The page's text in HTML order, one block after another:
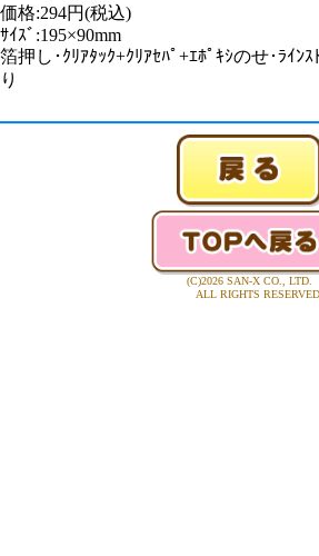
価格:294円(税込)
ｻｲｽﾞ:195×90mm
箔押し･ｸﾘｱﾀｯｸ+ｸﾘｱｾﾊﾟ+ｴﾎﾟｷｼのせ･ﾗｲﾝ
り
(C)2026 SAN-X CO., LTD.
ALL RIGHTS RESERVED.